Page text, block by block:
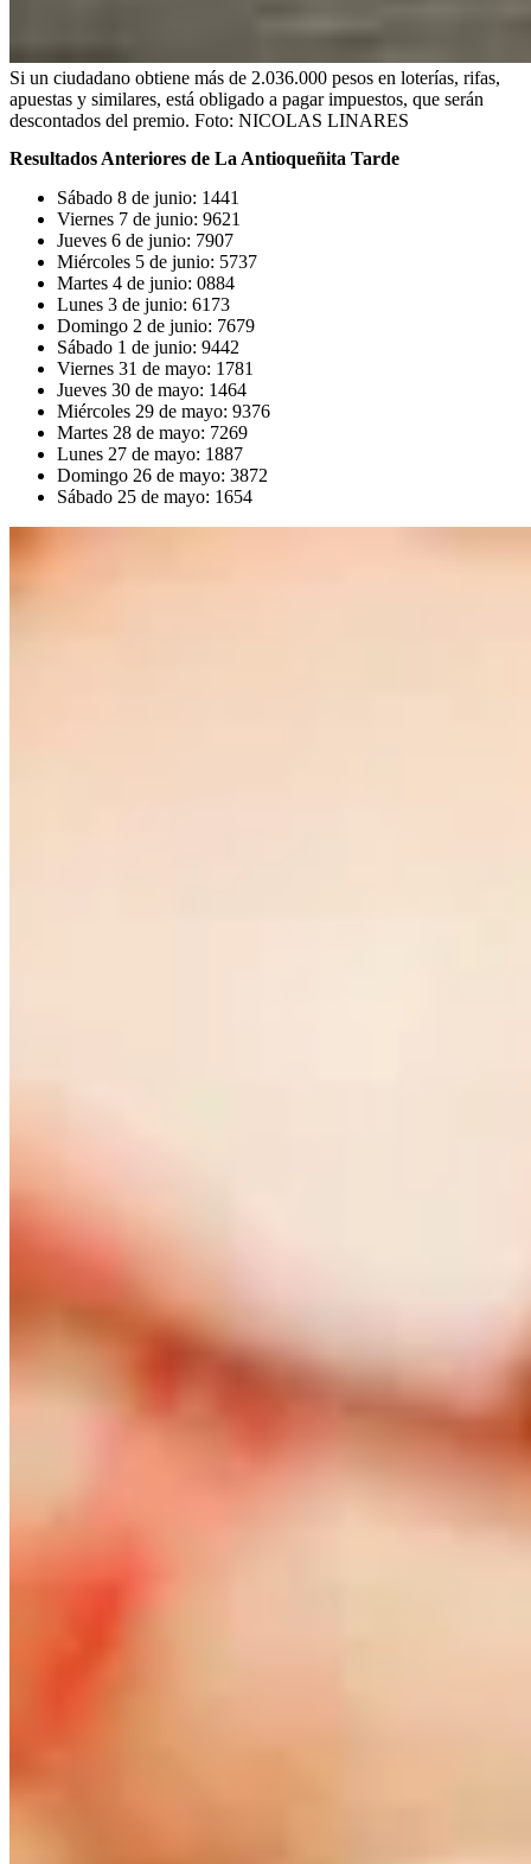
Si un ciudadano obtiene más de 2.036.000 pesos en loterías, rifas,
apuestas y similares, está obligado a pagar impuestos, que serán
descontados del premio. Foto: NICOLAS LINARES
Resultados Anteriores de La Antioqueñita Tarde
Sábado 8 de junio: 1441
Viernes 7 de junio: 9621
Jueves 6 de junio: 7907
Miércoles 5 de junio: 5737
Martes 4 de junio: 0884
Lunes 3 de junio: 6173
Domingo 2 de junio: 7679
Sábado 1 de junio: 9442
Viernes 31 de mayo: 1781
Jueves 30 de mayo: 1464
Miércoles 29 de mayo: 9376
Martes 28 de mayo: 7269
Lunes 27 de mayo: 1887
Domingo 26 de mayo: 3872
Sábado 25 de mayo: 1654